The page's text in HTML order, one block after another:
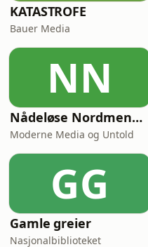
KATASTROFE
Bauer Media
NN
Nådeløse Nordmenn: Gestapo
Moderne Media og Untold
GG
Gamle greier
Nasjonalbiblioteket